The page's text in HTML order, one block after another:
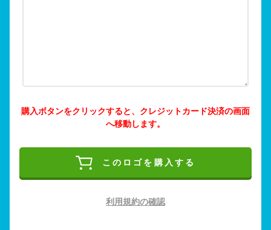
購入ボタンをクリックすると、クレジットカード決済の画面
へ移動します。
このロゴを購入する
利用規約の確認